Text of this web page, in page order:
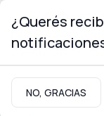
¿Querés
NO, GRACIAS